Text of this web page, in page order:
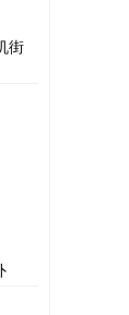
街